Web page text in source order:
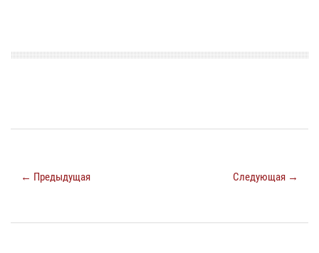
← Предыдущая Следующая →